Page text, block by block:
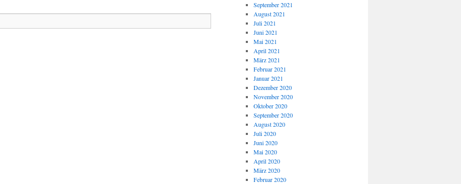
September 2021
August 2021
Juli 2021
Juni 2021
Mai 2021
April 2021
März 2021
Februar 2021
Januar 2021
Dezember 2020
November 2020
Oktober 2020
September 2020
August 2020
Juli 2020
Juni 2020
Mai 2020
April 2020
März 2020
Februar 2020